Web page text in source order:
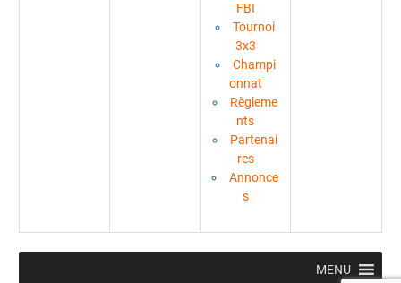
FBI
Tournoi
3x3
Champi
onnat
Règleme
nts
Partenai
res
Annonce
s
MENU